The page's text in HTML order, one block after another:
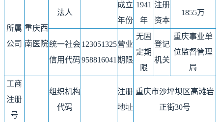
所属
公司
重庆西
南医院
法人
成立
年份
1941
年
注册
资本
1855万
统一社会
信用代码
123051325
958816041
营业
期限
无固
定期
限
登记
机关
重庆事业单
位监督管理
局
工商
注册
号
组织机构
代码
注册
地址
重庆市沙坪坝区高滩岩
正街30号